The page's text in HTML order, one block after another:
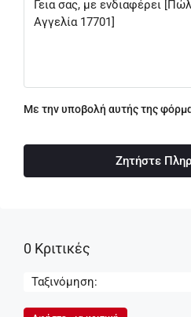
Με την υποβολή αυτής της
Ζητήστε
0 Κριτικές
Ταξινόμηση: